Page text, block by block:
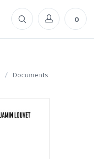
0
/ Documents